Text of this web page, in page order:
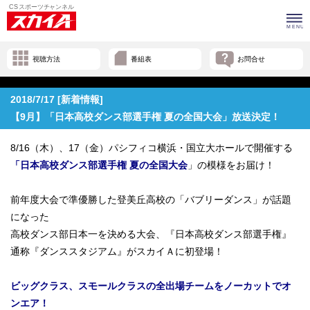
視聴方法 番組表 お問合せ
2018/7/17 [新着情報]
【9月】「日本高校ダンス部選手権 夏の全国大会」放送決定！
8/16（木）、17（金）パシフィコ横浜・国立大ホールで開催する
「日本高校ダンス部選手権 夏の全国大会 」の模様をお届け！
前年度大会で準優勝した登美丘高校の「バブリーダンス」が話題
になった
高校ダンス部日本一を決める大会、『日本高校ダンス部選手権』
通称『ダンススタジアム』がスカイＡに初登場！
ビッグクラス、スモールクラスの全出場チームをノーカットでオ
ンエア！